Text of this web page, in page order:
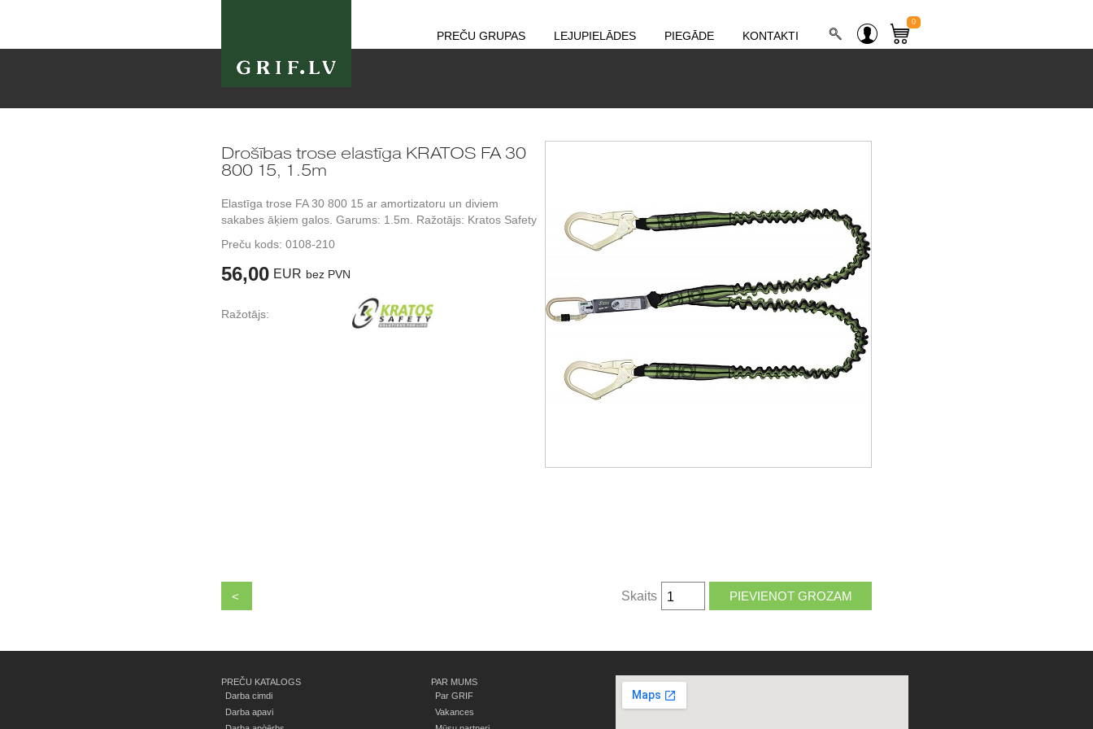
PREČU GRUPAS LEJUPIELĀDES PIEGĀDE KONTAKTI
0
Drošības trose elastīga KRATOS FA 30
800 15, 1.5m
Elastīga trose FA 30 800 15 ar amortizatoru un diviem
sakabes āķiem galos. Garums: 1.5m. Ražotājs: Kratos Safety
Preču kods: 0108-210
56,00 EUR bez PVN
Ražotājs:
< Skaits
PREČU KATALOGS
Darba cimdi
Darba apavi
PAR MUMS
Par GRIF
Vakances